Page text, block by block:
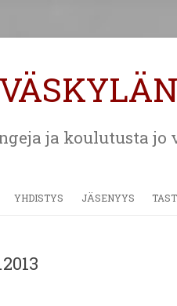
ja koulutusta jo
YHDISTYS
SÄÄNNÖT
JÄSENYYS